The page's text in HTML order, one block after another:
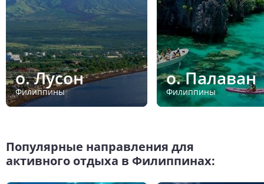
о. Лусон
Филиппины
о. Палаван
Филиппины
Популярные направления для
активного отдыха в Филиппинах: